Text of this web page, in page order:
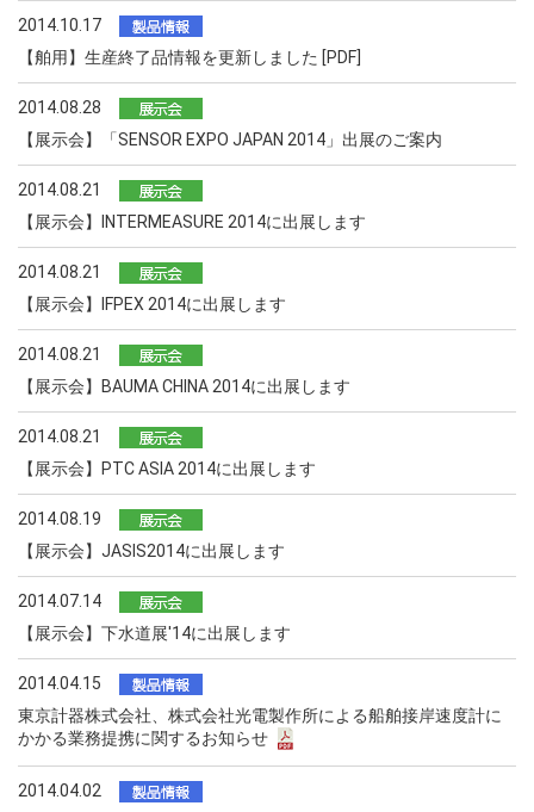
2014.10.17
【舶用】生産終了品情報を更新しました [PDF]
2014.08.28
【展示会】「SENSOR EXPO JAPAN 2014」出展のご案内
2014.08.21
【展示会】INTERMEASURE 2014に出展します
2014.08.21
【展示会】IFPEX 2014に出展します
2014.08.21
【展示会】BAUMA CHINA 2014に出展します
2014.08.21
【展示会】PTC ASIA 2014に出展します
2014.08.19
【展示会】JASIS2014に出展します
2014.07.14
【展示会】下水道展'14に出展します
2014.04.15
東京計器株式会社、株式会社光電製作所による船舶接岸速度計に
かかる業務提携に関するお知らせ
2014.04.02